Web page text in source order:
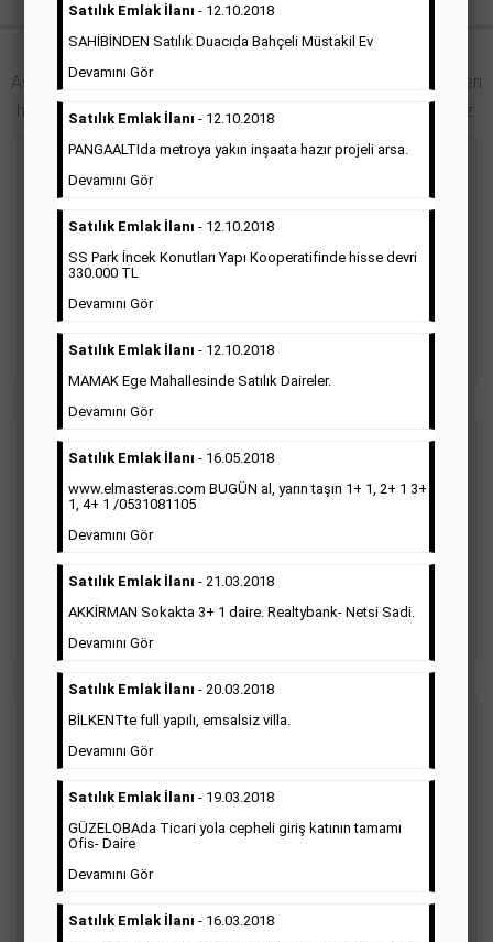
Hürriyet Gazetesi İlan Türleri
Aşağıdaki bağlantıları takip ederek Hürriyet gazetesi ilan türleri
hakkında detaylara ulaşabilir, ilan örneklerini inceleyebilirsiniz.
Hürriyet gazetesi Seri ilanlar; emlak ilanı, eleman ilanı, zayi
ilanı, vasıta ilanı başlıkları altında toplanmaktadır. Hürriyet
gazetesi seri ilanlar, Türkiye baskısı, İstanbul baskısı, Ankara
bütün bölgelerde yayınlanabilmektedir.
Detaylı Bilgi & İlan Örnekleri
Sosyal İlan (Vefat, Başsağlığı, Anma, Teşekkür)
Gazetelerin sosyal ilan diye adlandırdığı bu ilan türü altında
vefat ilanı anma ilan, başsağlığı ilanı, teşekkür ilanı vb. ilan
türleri toplanmaktadır. Ticari amaç gütmeyen bu ilan çeşidin
de fiyatlandırma ilanın kapladığı alan üzerinden fiyatlandırılır.
Diğer çerçeveli ilanlara göre daha ekonomiktir.
Ticari İlan (Hürriyet Gazetesi Reklam)
Hürriyet gazetesi Ticari ilan; firmaların tanıtımlarının, duyuru
gazetesine verilen ticari ilanları genellikle kurumsal firmalar
ile Finans, İnşaat, Turizm, Eğitim, Otomotiv sektörleri başta
olmak üzere bütün sektörler bu ilan türünü tercih
Detaylı Bilgi & İlan Örnekleri
Satılık Emlak İlanı - 12.10.2018
SAHİBİNDEN Satılık Duacıda Bahçeli Müstakil Ev
Devamını Gör
Satılık Emlak İlanı - 12.10.2018
PANGAALTIda metroya yakın inşaata hazır projeli arsa.
Devamını Gör
Satılık Emlak İlanı - 12.10.2018
SS Park İncek Konutları Yapı Kooperatifinde hisse devri
330.000 TL
Devamını Gör
Satılık Emlak İlanı - 12.10.2018
MAMAK Ege Mahallesinde Satılık Daireler.
Devamını Gör
Satılık Emlak İlanı - 16.05.2018
www.elmasteras.com BUGÜN al, yarın taşın 1+ 1, 2+ 1 3+
1, 4+ 1 /0531081105
Devamını Gör
Satılık Emlak İlanı - 21.03.2018
AKKİRMAN Sokakta 3+ 1 daire. Realtybank- Netsi Sadi.
Devamını Gör
Satılık Emlak İlanı - 20.03.2018
BİLKENTte full yapılı, emsalsiz villa.
Devamını Gör
Satılık Emlak İlanı - 19.03.2018
GÜZELOBAda Ticari yola cepheli giriş katının tamamı
Ofis- Daire
Devamını Gör
Satılık Emlak İlanı - 16.03.2018